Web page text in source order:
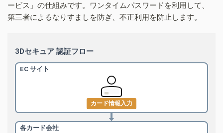
ービス」の仕組みです。ワンタイムパスワードを利用して、
第三者によるなりすましを防ぎ、不正利用を防止します。
3Dセキュア 認証フロー
EC サイト
カード情報入力
各カード会社